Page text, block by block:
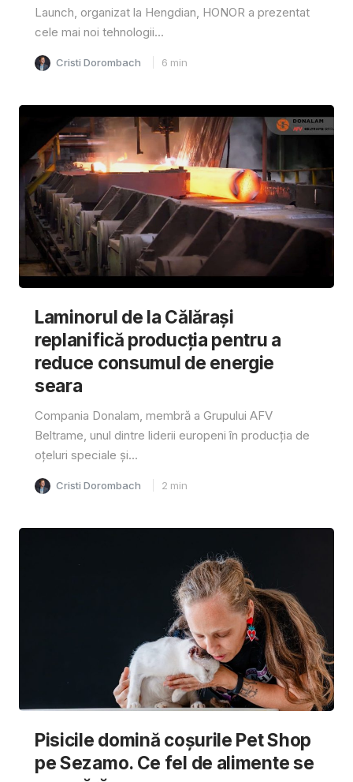
Launch, organizat la Hengdian, HONOR a prezentat
cele mai noi tehnologii...
Cristi Dorombach 6 min
Laminorul de la Călărași
replanifică producția pentru a
reduce consumul de energie
seara
Compania Donalam, membră a Grupului AFV
Beltrame, unul dintre liderii europeni în producția de
oțeluri speciale și...
Cristi Dorombach 2 min
Pisicile domină coșurile Pet Shop
pe Sezamo. Ce fel de alimente se